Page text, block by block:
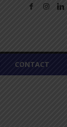
CONTACT